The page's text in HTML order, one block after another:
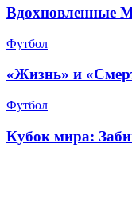
Вдохновленные
Футбол
«Жизнь» и
Футбол
Кубок мира: